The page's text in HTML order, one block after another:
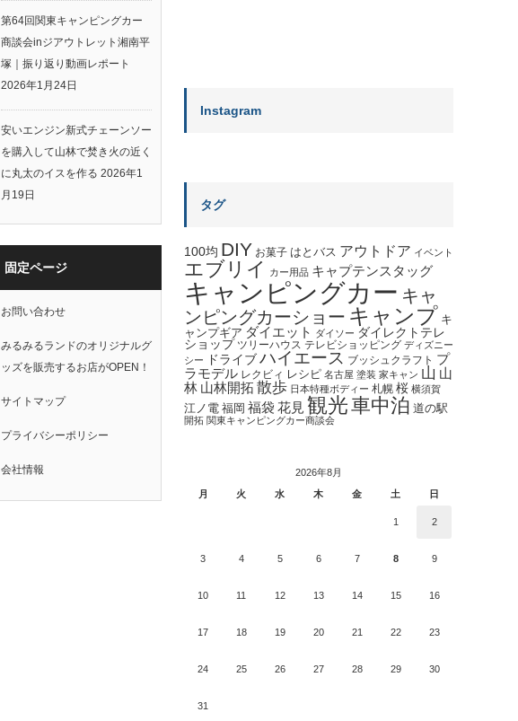
第64回関東キャンピングカー
商談会inジアウトレット湘南平
塚｜振り返り動画レポート
2026年1月24日
安いエンジン新式チェーンソー
を購入して山林で焚き火の近く
に丸太のイスを作る 2026年1
月19日
固定ページ
お問い合わせ
みるみるランドのオリジナルグ
ッズを販売するお店がOPEN！
サイトマップ
プライバシーポリシー
会社情報
Instagram
タグ
100均 DIY お菓子 はとバス アウトドア イベント
エブリイ カー用品 キャプテンスタッグ
キャンピングカー キャ
ンピングカーショー キャンプ キ
ャンプギア ダイエット ダイソー ダイレクトテレ
ショップ ツリーハウス テレビショッピング ディズニー
シー
ドライブハイエース ブッシュクラフト プ
ラモデル レクビィ レシピ 名古屋 塗装 家キャン 山 山
林 山林開拓 散歩 日本特種ボディー 札幌 桜 横須賀
江ノ電 福岡 福袋 花見 観光車中泊 道の駅
開拓 関東キャンピングカー商談会
2026年8月
月
火 水 木 金 土 日
1 2
3 4 5 6 7 8 9
10 11 12 13 14 15 16
17 18 19 20 21 22 23
24 25 26 27 28 29 30
31